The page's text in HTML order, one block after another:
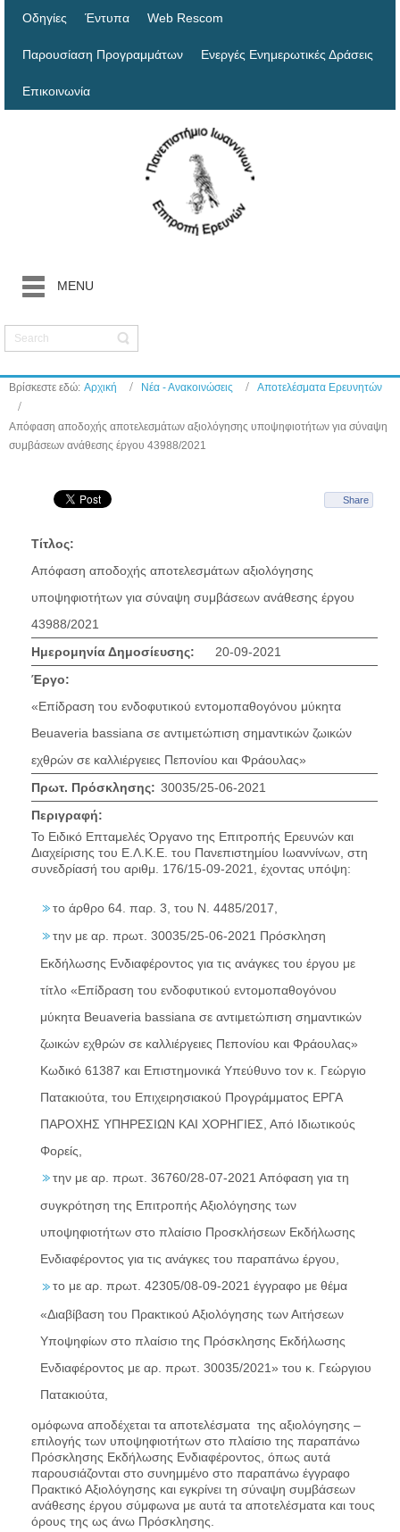
Οδηγίες Έντυπα Web Rescom
Παρουσίαση Προγραμμάτων Ενεργές Ενημερωτικές Δράσεις
Επικοινωνία
MENU
Βρίσκεστε εδώ: Αρχική Νέα - Ανακοινώσεις Αποτελέσματα Ερευνητών
Απόφαση αποδοχής αποτελεσμάτων αξιολόγησης υποψηφιοτήτων για σύναψη
συμβάσεων ανάθεσης έργου 43988/2021
Share
Τίτλος:
Απόφαση αποδοχής αποτελεσμάτων αξιολόγησης
υποψηφιοτήτων για σύναψη συμβάσεων ανάθεσης έργου
43988/2021
Ημερομηνία Δημοσίευσης:
20-09-2021
Έργο:
«Επίδραση του ενδοφυτικού εντομοπαθογόνου μύκητα
Beuaveria bassiana σε αντιμετώπιση σημαντικών ζωικών
εχθρών σε καλλιέργειες Πεπονίου και Φράουλας»
Πρωτ. Πρόσκλησης: 30035/25-06-2021
Περιγραφή:
Το Ειδικό Επταμελές Όργανο της Επιτροπής Ερευνών και
Διαχείρισης του Ε.Λ.Κ.Ε. του Πανεπιστημίου Ιωαννίνων, στη
συνεδρίασή του αριθμ. 176/15-09-2021, έχοντας υπόψη:
το άρθρο 64. παρ. 3, του Ν. 4485/2017,
την με αρ. πρωτ. 30035/25-06-2021 Πρόσκληση
Εκδήλωσης Ενδιαφέροντος για τις ανάγκες του έργου με
τίτλο «Επίδραση του ενδοφυτικού εντομοπαθογόνου
μύκητα Beuaveria bassiana σε αντιμετώπιση σημαντικών
ζωικών εχθρών σε καλλιέργειες Πεπονίου και Φράουλας»
Κωδικό 61387 και Επιστημονικά Υπεύθυνο τον κ. Γεώργιο
Πατακιούτα, του Επιχειρησιακού Προγράμματος ΕΡΓΑ
ΠΑΡΟΧΗΣ ΥΠΗΡΕΣΙΩΝ ΚΑΙ ΧΟΡΗΓΙΕΣ, Από Ιδιωτικούς
Φορείς,
την με αρ. πρωτ. 36760/28-07-2021 Απόφαση για τη
συγκρότηση της Επιτροπής Αξιολόγησης των
υποψηφιοτήτων στο πλαίσιο Προσκλήσεων Εκδήλωσης
Ενδιαφέροντος για τις ανάγκες του παραπάνω έργου,
το με αρ. πρωτ. 42305/08-09-2021 έγγραφο με θέμα
«Διαβίβαση του Πρακτικού Αξιολόγησης των Αιτήσεων
Υποψηφίων στο πλαίσιο της Πρόσκλησης Εκδήλωσης
Ενδιαφέροντος με αρ. πρωτ. 30035/2021» του κ. Γεώργιου
Πατακιούτα,
ομόφωνα αποδέχεται τα αποτελέσματα της αξιολόγησης –
επιλογής των υποψηφιοτήτων στο πλαίσιο της παραπάνω
Πρόσκλησης Εκδήλωσης Ενδιαφέροντος, όπως αυτά
παρουσιάζονται στο συνημμένο στο παραπάνω έγγραφο
Πρακτικό Αξιολόγησης και εγκρίνει τη σύναψη συμβάσεων
ανάθεσης έργου σύμφωνα με αυτά τα αποτελέσματα και τους
όρους της ως άνω Πρόσκλησης.